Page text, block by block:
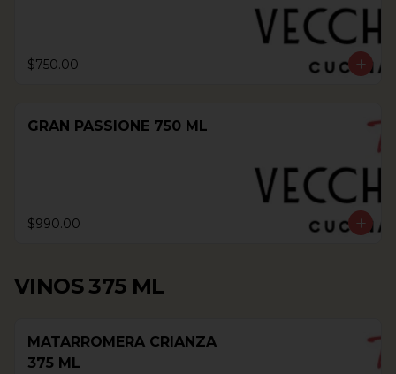
$750.00
GRAN PASSIONE 750 ML
$990.00
VINOS 375 ML
MATARROMERA CRIANZA
375 ML